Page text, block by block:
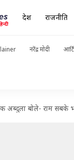
देश राजनीति
नरेंद्र मोदी
अब्दुला बोले- राम सबके